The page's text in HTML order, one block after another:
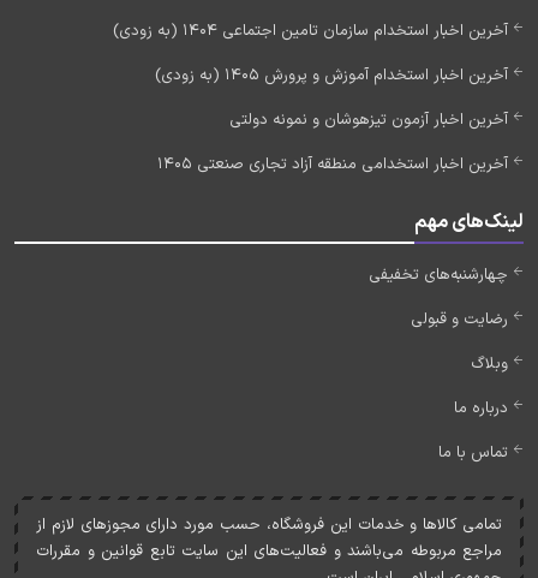
آخرین اخبار استخدام سازمان تامین اجتماعی 1404 (به زودی)
آخرین اخبار استخدام آموزش و پرورش 1405 (به زودی)
آخرین اخبار آزمون تیزهوشان و نمونه دولتی
آخرین اخبار استخدامی منطقه آزاد تجاری صنعتی 1405
لینک‌های مهم
چهارشنبه‌های تخفیفی
رضایت و قبولی
وبلاگ
درباره ما
تماس با ما
تمامی کالاها و خدمات اين فروشگاه، حسب مورد دارای مجوزهای لازم از
مراجع مربوطه می‌باشند و فعاليت‌های اين سايت تابع قوانين و مقررات